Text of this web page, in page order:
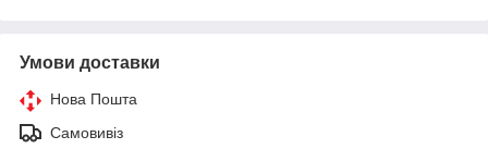
Умови доставки
Нова Пошта
Самовивіз